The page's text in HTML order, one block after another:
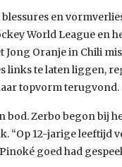
blessures en
World League en
Oranje in Chili
links te laten liggen,
topvorm terugvond.
bod. Zerbo begon bij
“Op 12-jarige leeftijd
goed had